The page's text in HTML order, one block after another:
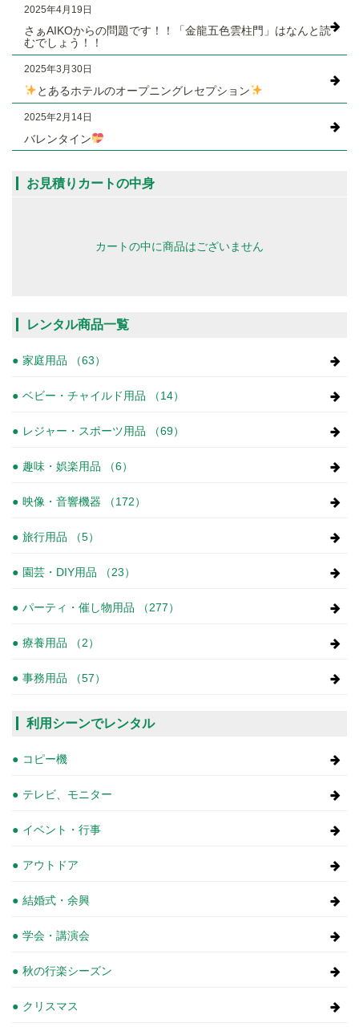
2025年4月19日
さぁAIKOからの問題です！！「金龍五色雲柱門」はなんと読
むでしょう！！
2025年3月30日
とあるホテルのオープニングレセプション
2025年2月14日
バレンタイン
お見積りカートの中身
カートの中に商品はございません
レンタル商品一覧
家庭用品 （63）
ベビー・チャイルド用品 （14）
レジャー・スポーツ用品 （69）
趣味・娯楽用品 （6）
映像・音響機器 （172）
旅行用品 （5）
園芸・DIY用品 （23）
パーティ・催し物用品 （277）
療養用品 （2）
事務用品 （57）
利用シーンでレンタル
コピー機
テレビ、モニター
イベント・行事
アウトドア
結婚式・余興
学会・講演会
秋の行楽シーズン
クリスマス